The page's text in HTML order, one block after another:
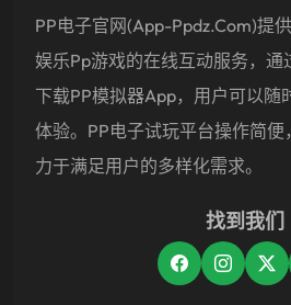
PP电子官网(app-Ppdz.com)提
娱乐pp游戏的在线互动服务，通
下载PP模拟器app，用户可以随
体验。PP电子试玩平台操作简
力于满足用户的多样化需求。
找到我们